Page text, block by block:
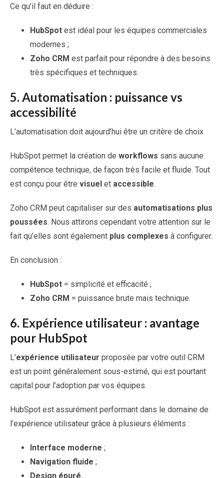
Ce qu’il faut en déduire :
HubSpot est idéal pour les équipes commerciales
modernes ;
Zoho CRM est parfait pour répondre à des besoins
très spécifiques et techniques.
5. Automatisation : puissance vs
accessibilité
L’automatisation doit aujourd’hui être un critère de choix
HubSpot permet la création de workflows sans aucune
compétence technique, de façon très facile et fluide. Tout
est conçu pour être visuel et accessible.
Zoho CRM peut capitaliser sur des automatisations plus
poussées. Nous attirons cependant votre attention sur le
fait qu’elles sont également plus complexes à configurer.
En conclusion :
HubSpot = simplicité et efficacité ;
Zoho CRM = puissance brute mais technique.
6. Expérience utilisateur : avantage
pour HubSpot
L’expérience utilisateur proposée par votre outil CRM
est un point généralement sous-estimé, qui est pourtant
capital pour l’adoption par vos équipes.
HubSpot est assurément performant dans le domaine de
l’expérience utilisateur grâce à plusieurs éléments :
Interface moderne ;
Navigation fluide ;
Design épuré.